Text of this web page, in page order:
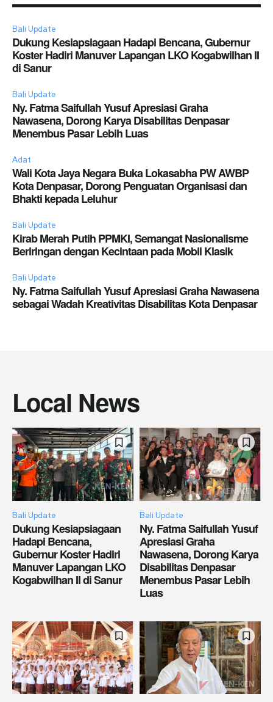
Bali Update
Dukung Kesiapsiagaan Hadapi Bencana, Gubernur
Koster Hadiri Manuver Lapangan LKO Kogabwilhan II
di Sanur
Bali Update
Ny. Fatma Saifullah Yusuf Apresiasi Graha
Nawasena, Dorong Karya Disabilitas Denpasar
Menembus Pasar Lebih Luas
Adat
Wali Kota Jaya Negara Buka Lokasabha PW AWBP
Kota Denpasar, Dorong Penguatan Organisasi dan
Bhakti kepada Leluhur
Bali Update
Kirab Merah Putih PPMKI, Semangat Nasionalisme
Beriringan dengan Kecintaan pada Mobil Klasik
Bali Update
Ny. Fatma Saifullah Yusuf Apresiasi Graha Nawasena
sebagai Wadah Kreativitas Disabilitas Kota Denpasar
Local News
Bali Update
Dukung Kesiapsiagaan
Hadapi Bencana,
Gubernur Koster Hadiri
Manuver Lapangan LKO
Kogabwilhan II di Sanur
Bali Update
Ny. Fatma Saifullah Yusuf
Apresiasi Graha
Nawasena, Dorong Karya
Disabilitas Denpasar
Menembus Pasar Lebih
Luas